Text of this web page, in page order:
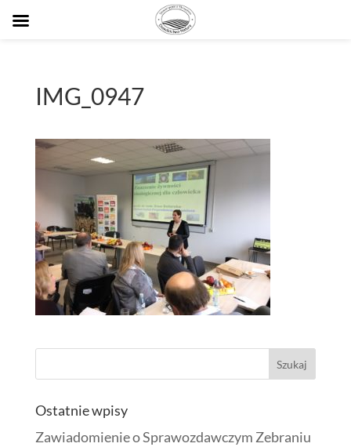
IMG_0947
Ostatnie wpisy
Zawiadomienie o Sprawozdawczym Zebraniu